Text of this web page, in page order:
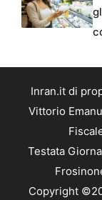
Inran.it di
Vittorio
Testata
Copyright